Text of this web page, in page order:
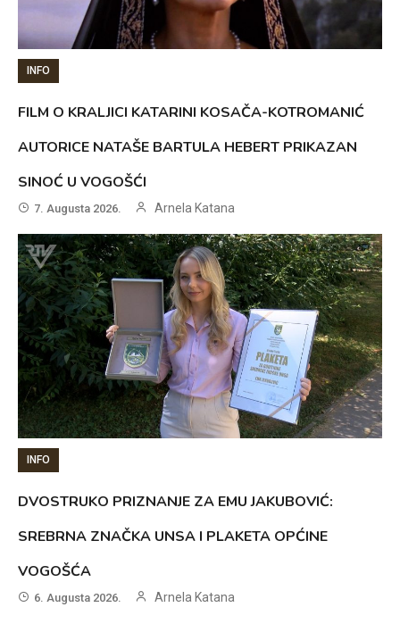
INFO
FILM O KRALJICI KATARINI KOSAČA-KOTROMANIĆ
AUTORICE NATAŠE BARTULA HEBERT PRIKAZAN
SINOĆ U VOGOŠĆI
7. Augusta 2026. Arnela Katana
INFO
DVOSTRUKO PRIZNANJE ZA EMU JAKUBOVIĆ:
SREBRNA ZNAČKA UNSA I PLAKETA OPĆINE
VOGOŠĆA
6. Augusta 2026. Arnela Katana